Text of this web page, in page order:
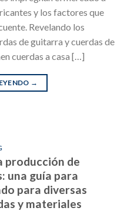
y los factores que
Revelando los
de guitarra y cuerdas de
cuerdas a casa […]
→
producción de
una guía para
para diversas
y materiales